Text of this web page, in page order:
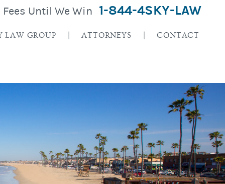
Until We Win 1-844-4SKY-LAW
LAW GROUP ATTORNEYS CONTACT